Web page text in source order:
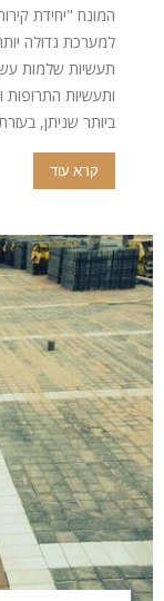
המונח "יחידת
למערכת גדולה
תעשיות שלמות
ותעשיות התרופות
ביותר שניתן,
קרא עוד